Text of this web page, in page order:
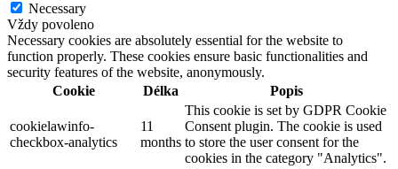
Necessary
Vždy povoleno
Necessary cookies are absolutely essential for the website to
function properly. These cookies ensure basic functionalities and
security features of the website, anonymously.
Cookie
Délka Popis
cookielawinfo-
checkbox-analytics
11
months
This cookie is set by GDPR Cookie
Consent plugin. The cookie is used
to store the user consent for the
cookies in the category "Analytics".